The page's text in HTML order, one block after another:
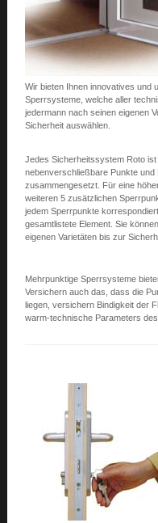
Wir bieten Ihnen innovatives und
Sperrsysteme, welche aller
jedermann nach seinen eigenen
Sicherheit auswählen.
Jedes Sicherheitssystem Roto ist
nebenverschließbare Punkte und
zusammengesetzt. Für eine
weiteren 5 zusätzlichen
jedem Sperrpunkte
gesamtlistete Element. Sie
eigenen Varietäten bis zur
Mehrpunktige Sperrsysteme
Versichern auch das, dass die
liegen, versichern Bindigkeit der
warm-technische Parameters